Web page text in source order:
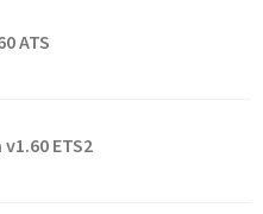
ATS
ETS2